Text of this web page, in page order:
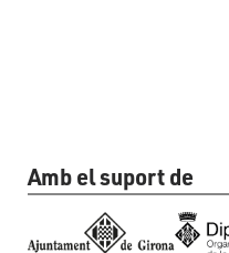
Amb el suport de